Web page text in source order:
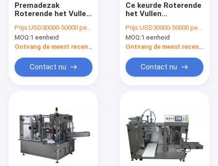
Premadezak
Roterende het Vullen
Machine
Prijs:USD30000-50000 per set
MOQ:1 eenheid
Contact nu
Ce keurde Roterende
het Vullen
Machine goed
Prijs:USD30000-50000 per set
MOQ:1 eenheid
Contact nu